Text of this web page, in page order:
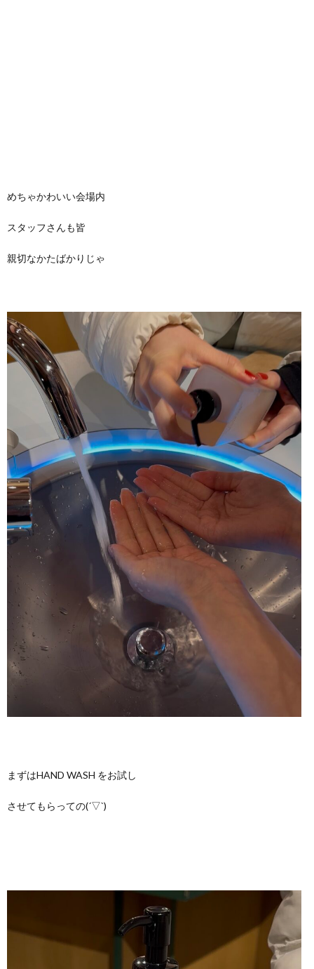
めちゃかわいい会場内
スタッフさんも皆
親切なかたばかりじゃ
まずはHAND WASH をお試し
させてもらっての(´▽`)